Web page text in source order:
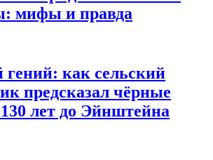
мифы и правда
как сельский
предсказал чёрные
лет до Эйнштейна